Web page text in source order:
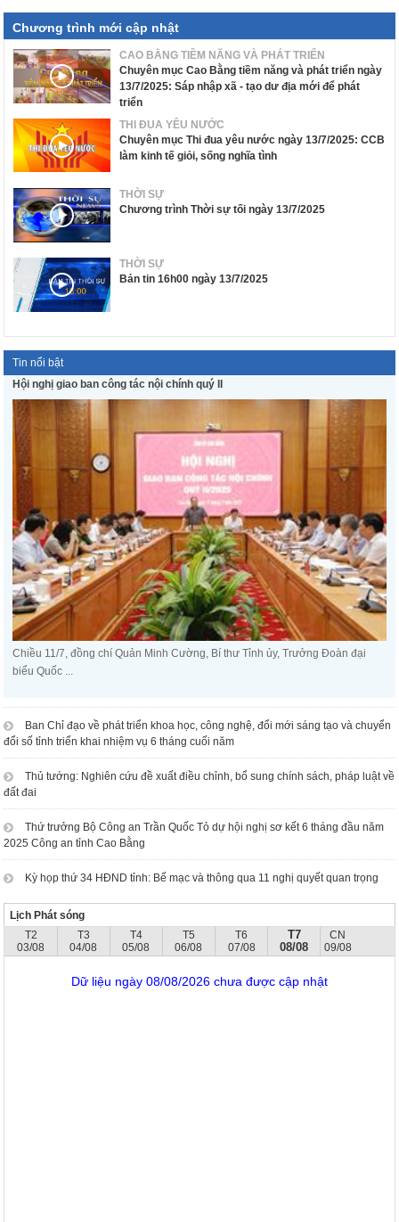
Chương trình mới cập nhật
CAO BẰNG TIỀM NĂNG VÀ PHÁT TRIỂN
Chuyên mục Cao Bằng tiềm năng và phát triển ngày
13/7/2025: Sáp nhập xã - tạo dư địa mới để phát
triển
THI ĐUA YÊU NƯỚC
Chuyên mục Thi đua yêu nước ngày 13/7/2025: CCB
làm kinh tế giỏi, sống nghĩa tình
THỜI SỰ
Chương trình Thời sự tối ngày 13/7/2025
THỜI SỰ
Bản tin 16h00 ngày 13/7/2025
Tin nổi bật
Hội nghị giao ban công tác nội chính quý II
Chiều 11/7, đồng chí Quản Minh Cường, Bí thư Tỉnh ủy, Trưởng Đoàn đại
biểu Quốc ...
Ban Chỉ đạo về phát triển khoa học, công nghệ, đổi mới sáng tạo và chuyển
đổi số tỉnh triển khai nhiệm vụ 6 tháng cuối năm
Thủ tướng: Nghiên cứu đề xuất điều chỉnh, bổ sung chính sách, pháp luật về
đất đai
Thứ trưởng Bộ Công an Trần Quốc Tỏ dự hội nghị sơ kết 6 tháng đầu năm
2025 Công an tỉnh Cao Bằng
Kỳ họp thứ 34 HĐND tỉnh: Bế mạc và thông qua 11 nghị quyết quan trọng
Lịch Phát sóng
T2
03/08
T3
04/08
T4
05/08
T5
06/08
T6
07/08
T7
08/08
CN
09/08
Dữ liệu ngày 08/08/2026 chưa được cập nhật